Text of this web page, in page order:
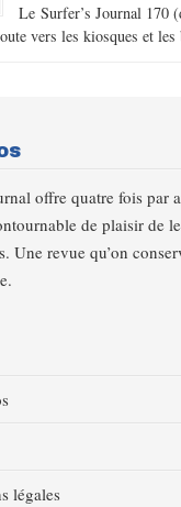
Le Surfer’s Journal 170
vers les kiosques et les
offre quatre fois par
de plaisir de
Une revue qu’on
légales